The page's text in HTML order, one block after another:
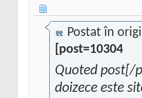
Postat în
[post=10304
Quoted post[/
doizece este